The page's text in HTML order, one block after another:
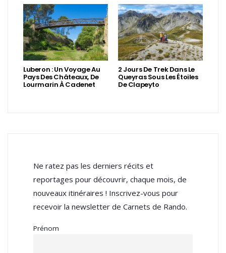
Luberon : Un Voyage Au
Pays Des Châteaux, De
Lourmarin À Cadenet
2 Jours De Trek Dans Le
Queyras Sous Les Étoiles
De Clapeyto
Ne ratez pas les derniers récits et
reportages pour découvrir, chaque mois, de
nouveaux itinéraires ! Inscrivez-vous pour
recevoir la newsletter de Carnets de Rando.
Prénom